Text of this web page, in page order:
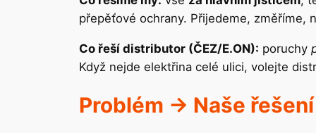
přepěťové ochrany. Přijedeme, změříme,
Co řeší distributor (ČEZ/E.ON): poruchy
Když nejde elektřina celé ulici, volejte
Problém → Naše